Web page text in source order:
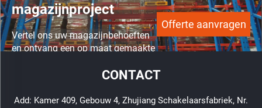
magazijnproject
Vertel ons uw magazijnbehoeften
en ontvang een op maat gemaakte
Offerte aanvragen
CONTACT
Add: Kamer 409, Gebouw 4, Zhujiang Schakelaarsfabriek, Nr.